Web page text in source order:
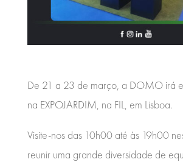
De 21 a 23 de março, a DOMO irá
na EXPOJARDIM, na FIL, em Lisboa.
Visite-nos das 10h00 até às 19h00
reunir uma grande diversidade de